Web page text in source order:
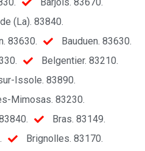
(La). 83840.
83630.
Bauduen. 83630.
Belgentier. 83210.
Issole. 83890.
Mimosas. 83230.
Bras. 83149.
Brignolles. 83170.